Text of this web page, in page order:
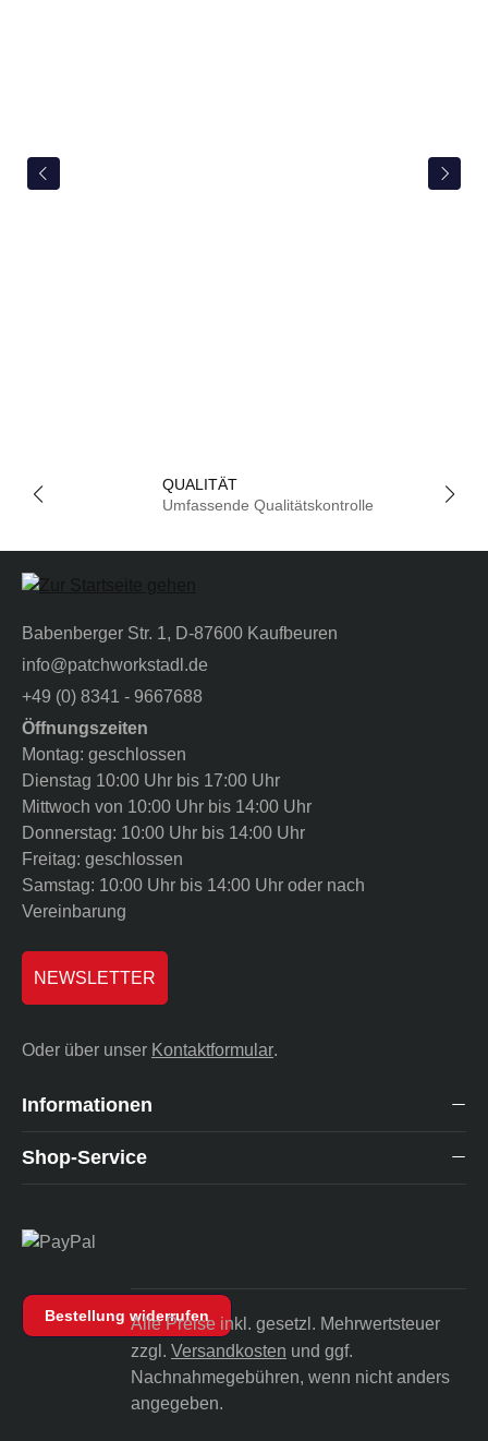
QUALITÄT
Umfassende Qualitätskontrolle
Babenberger Str. 1, D-87600 Kaufbeuren
info@patchworkstadl.de
+49 (0) 8341 - 9667688
Öffnungszeiten
Montag: geschlossen
Dienstag 10:00 Uhr bis 17:00 Uhr
Mittwoch von 10:00 Uhr bis 14:00 Uhr
Donnerstag: 10:00 Uhr bis 14:00 Uhr
Freitag: geschlossen
Samstag: 10:00 Uhr bis 14:00 Uhr oder nach
Vereinbarung
NEWSLETTER
Oder über unser Kontaktformular.
Informationen
Shop-Service
Bestellung widerrufenAlle Preise inkl. gesetzl. Mehrwertsteuer
zzgl. Versandkosten und ggf.
Nachnahmegebühren, wenn nicht anders
angegeben.